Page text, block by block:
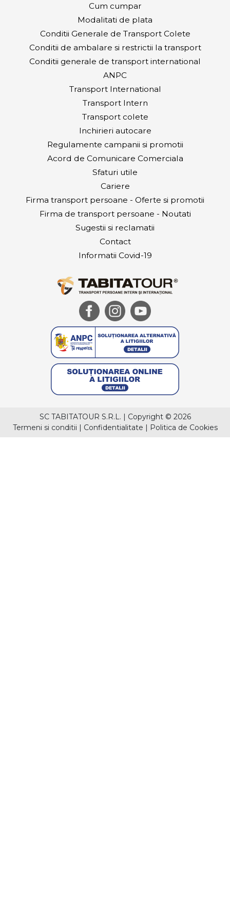
Cum cumpar
Modalitati de plata
Conditii Generale de Transport Colete
Conditii de ambalare si restrictii la transport
Conditii generale de transport international
ANPC
Transport International
Transport Intern
Transport colete
Inchirieri autocare
Regulamente campanii si promotii
Acord de Comunicare Comerciala
Sfaturi utile
Cariere
Firma transport persoane - Oferte si promotii
Firma de transport persoane - Noutati
Sugestii si reclamatii
Contact
Informatii Covid-19
SC TABITATOUR S.R.L. | Copyright © 2026
Termeni si conditii | Confidentialitate | Politica de Cookies